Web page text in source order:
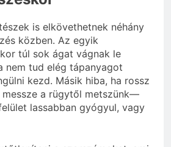
is elkövethetnek néhány
közben. Az egyik
túl sok ágat vágnak le
nem tud elég tápanyagot
kezd. Másik hiba, ha rossz
a rügytől metszünk—
lassabban gyógyul, vagy